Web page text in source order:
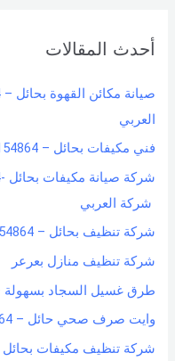
c
f
o
r
:
أحدث المقالات
العربي
فني مكيفات بحائل – 0551154864 اتصل بنا – شركة العربي
شركة العربي
شركة تنظيف بحائل – 0551154864 اتصل بنا – شركة العربي
شركة تنظيف منازل بعرعر
طرق غسيل السجاد بسهولة – 0551154864- شركة
وايت صرف صحي حائل – 0551154864 اتصل بنا – شركة العربي